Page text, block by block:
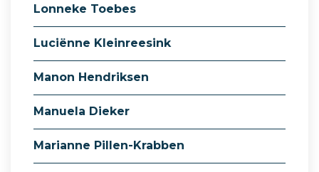
Lonneke Toebes
Luciënne Kleinreesink
Manon Hendriksen
Manuela Dieker
Marianne Pillen-Krabben